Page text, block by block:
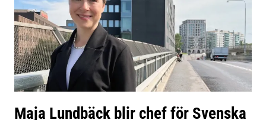
Maja Lundbäck blir chef för Svenska